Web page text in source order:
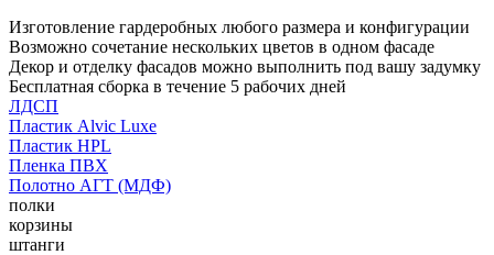
Изготовление гардеробных любого размера и конфигурации
Возможно сочетание нескольких цветов в одном фасаде
Декор и отделку фасадов можно выполнить под вашу задумку
Бесплатная сборка в течение 5 рабочих дней
ЛДСП
Пластик Alvic Luxe
Пластик HPL
Пленка ПВХ
Полотно АГТ (МДФ)
полки
корзины
штанги